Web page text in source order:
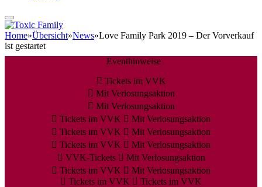
Home»Übersicht»News»Love Family Park 2019 – Der Vorverkauf
ist gestartet
Eventhinweise
Tickets im VVK
Mit Verlosungsaktion
Mit Verlosungsaktion
Tickets im VVK
Mit Verlosungsaktion
Tickets im VVK
Mit Verlosungsaktion
Tickets im VVK
Mit Verlosungsaktion
VVK-Tickets
Mit Verlosungsaktion
Tickets im VVK
Mit Verlosungsaktion
Tickets im VVK
Tickets im VVK